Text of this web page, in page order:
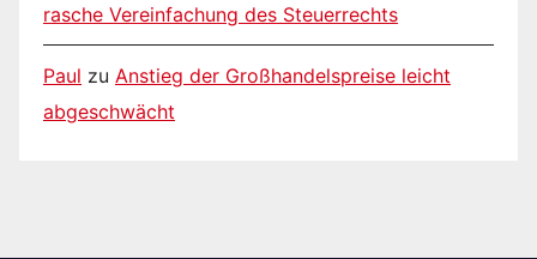
rasche Vereinfachung des Steuerrechts
Paul zu Anstieg der Großhandelspreise leicht
abgeschwächt